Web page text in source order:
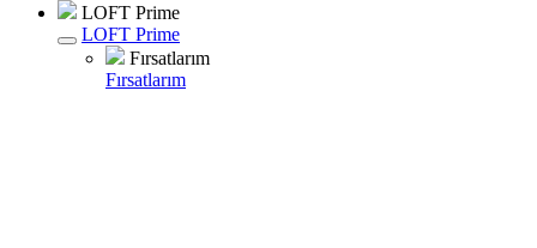
LOFT Prime
LOFT Prime
Fırsatlarım
Fırsatlarım